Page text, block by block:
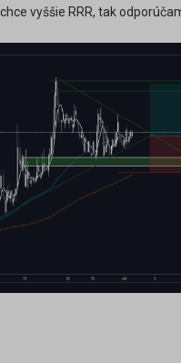
vyššie RRR, tak